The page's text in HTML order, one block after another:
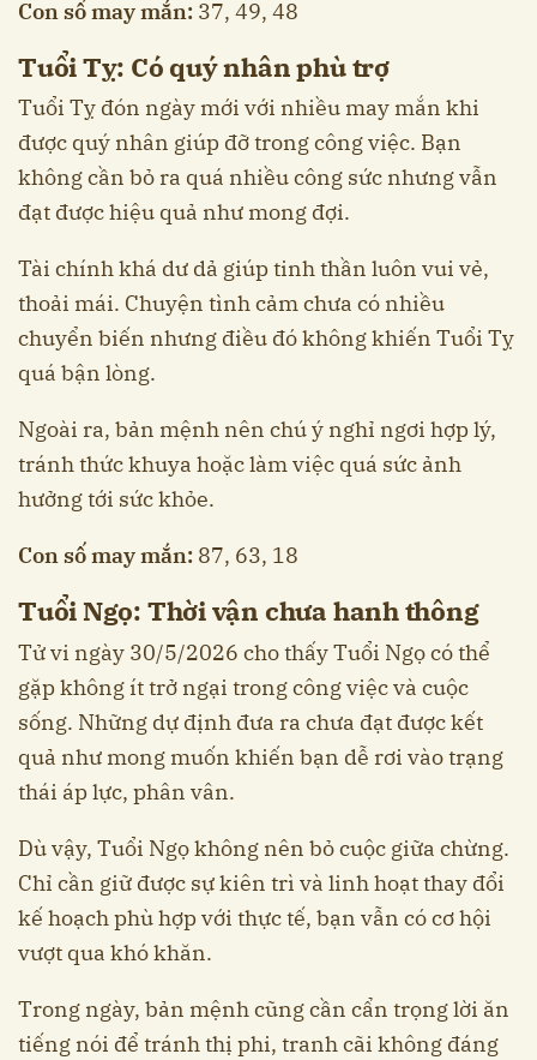
Con số may mắn: 37, 49, 48
Tuổi Tỵ: Có quý nhân phù trợ
Tuổi Tỵ đón ngày mới với nhiều may mắn khi
được quý nhân giúp đỡ trong công việc. Bạn
không cần bỏ ra quá nhiều công sức nhưng vẫn
đạt được hiệu quả như mong đợi.
Tài chính khá dư dả giúp tinh thần luôn vui vẻ,
thoải mái. Chuyện tình cảm chưa có nhiều
chuyển biến nhưng điều đó không khiến Tuổi Tỵ
quá bận lòng.
Ngoài ra, bản mệnh nên chú ý nghỉ ngơi hợp lý,
tránh thức khuya hoặc làm việc quá sức ảnh
hưởng tới sức khỏe.
Con số may mắn: 87, 63, 18
Tuổi Ngọ: Thời vận chưa hanh thông
Tử vi ngày 30/5/2026 cho thấy Tuổi Ngọ có thể
gặp không ít trở ngại trong công việc và cuộc
sống. Những dự định đưa ra chưa đạt được kết
quả như mong muốn khiến bạn dễ rơi vào trạng
thái áp lực, phân vân.
Dù vậy, Tuổi Ngọ không nên bỏ cuộc giữa chừng.
Chỉ cần giữ được sự kiên trì và linh hoạt thay đổi
kế hoạch phù hợp với thực tế, bạn vẫn có cơ hội
vượt qua khó khăn.
Trong ngày, bản mệnh cũng cần cẩn trọng lời ăn
tiếng nói để tránh thị phi, tranh cãi không đáng